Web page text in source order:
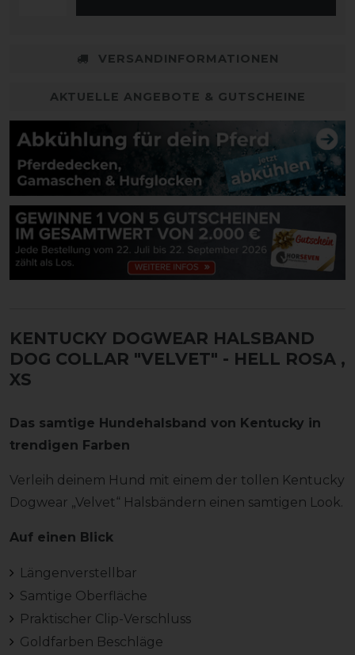
VERSANDINFORMATIONEN
AKTUELLE ANGEBOTE & GUTSCHEINE
KENTUCKY DOGWEAR HALSBAND
DOG COLLAR "VELVET" - HELL ROSA ,
XS
Das samtige Hundehalsband von Kentucky in
trendigen Farben
Verleih deinem Hund mit einem der tollen Kentucky
Dogwear „Velvet“ Halsbändern einen samtigen Look.
Auf einen Blick
Längenverstellbar
Samtige Oberfläche
Praktischer Clip-Verschluss
Goldfarben Beschläge